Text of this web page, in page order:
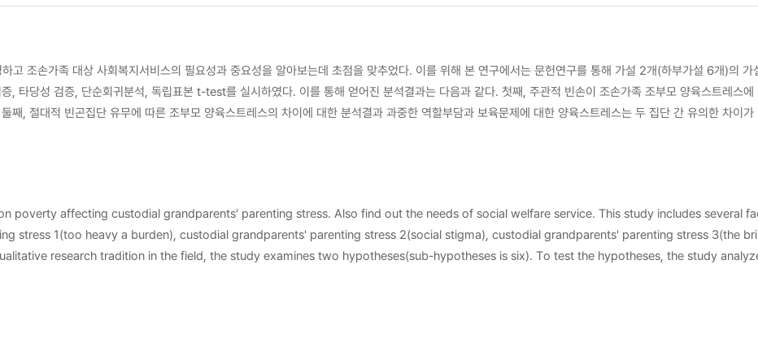
필요성과 중요성을 알아보는데 초점을 맞추었다. 이를 위해 본 연구에서는 문헌연구를 통해 가설 2개(하부가설 6개)의 가설을 설정
석, 독립표본 t-test를 실시하였다. 이를 통해 얻어진 분석결과는 다음과 같다. 첫째, 주관적 빈손이 조손가족 조부모 양육스트레스에 미치는
째, 절대적 빈곤집단 유무에 따른 조부모 양육스트레스의 차이에 대한 분석결과 과중한 역할부담과 보육문제에 대한 양육스트레스는 두 집단 간 유의한 차이가
고 있는 것으로 파악되었다. 본 연구의 이론적 의의는 기존 국내의 조손가족 연구 중 상대적으로 조부모 대상 연구가 부족
custodial grandparents' parenting stress. Also find out the needs of social welfare service. This study includes several factors
stress 1(too heavy a burden), custodial grandparents' parenting stress 2(social stigma), custodial grandparents' parenting stress 3(the
t-test and simple regression analysis using SPSS 14.0. The key findings of the study are as follows. The results suggest that